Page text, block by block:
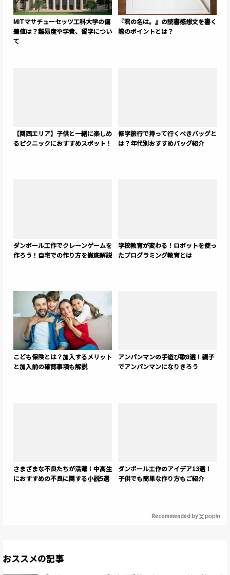
MITマサチューセッツ工科大学の偏
差値は？難易度や学費、留学につい
て
『君の名は。』の読書感想文を書く
際のポイントとは？
【関西エリア】子供と一緒に楽しめ
るピクニックにおすすめスポット！
修学旅行で持って行くべきバッグと
は？年代別おすすめバッグ紹介
ダンボール工作でクレーンゲームを
作ろう！自宅での作り方を徹底解説
学校教育が変わる！ロボットを使っ
たプログラミング教育とは
こども保険とは？加入するメリット
と加入前の確認事項も解説
アンパンマンの手遊び歌8選！親子
でアンパンマンになりきろう
さまざまな不良たちが活躍！中高生
におすすめの不良に関する小説5選
ダンボール工作のアイデア13選！
子供でも簡単な作り方もご紹介
Recommended by
おススメの記事